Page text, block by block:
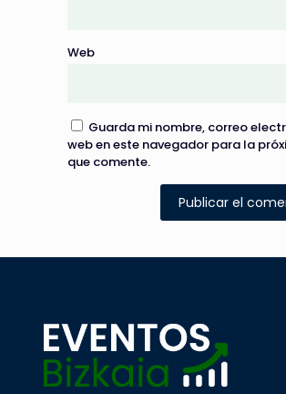
Web
Guarda mi nombre, correo
web en este navegador para la
que comente.